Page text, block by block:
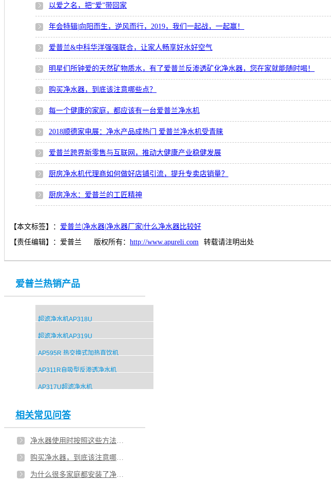
以爱之名，把“爱”带回家
年会特辑|向阳而生，逆风而行，2019，我们一起战，一起赢！
爱普兰&中科华洋强强联合，让家人畅享好水好空气
明星们所钟爱的天然矿物质水，有了爱普兰反渗透矿化净水器，您在家就能随时喝！
购买净水器，到底该注意哪些点？
每一个健康的家庭，都应该有一台爱普兰净水机
2018顺德家电展：净水产品成热门 爱普兰净水机受青睐
爱普兰跨界新零售与互联网，推动大健康产业稳健发展
厨房净水机代理商如何做好店铺引流，提升专卖店销量？
厨房净水：爱普兰的工匠精神
【本文标签】： 爱普兰|净水器|净水器厂家|什么净水器比较好
【责任编辑】： 爱普兰 版权所有： http://www.apureli.com 转载请注明出处
爱普兰热销产品
超滤净水机AP318U
超滤净水机AP319U
AP595R 热交换式加热直饮机
AP311R自吸型反渗透净水机
AP317U超滤净水机
相关常见问答